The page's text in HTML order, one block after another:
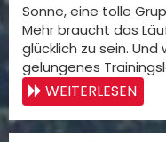
Sonne, eine tolle
Mehr braucht das
glücklich zu sein.
gelungenes
WEITERLESEN